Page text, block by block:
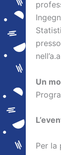
Un
Per la